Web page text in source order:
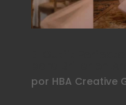
por HBA Creative